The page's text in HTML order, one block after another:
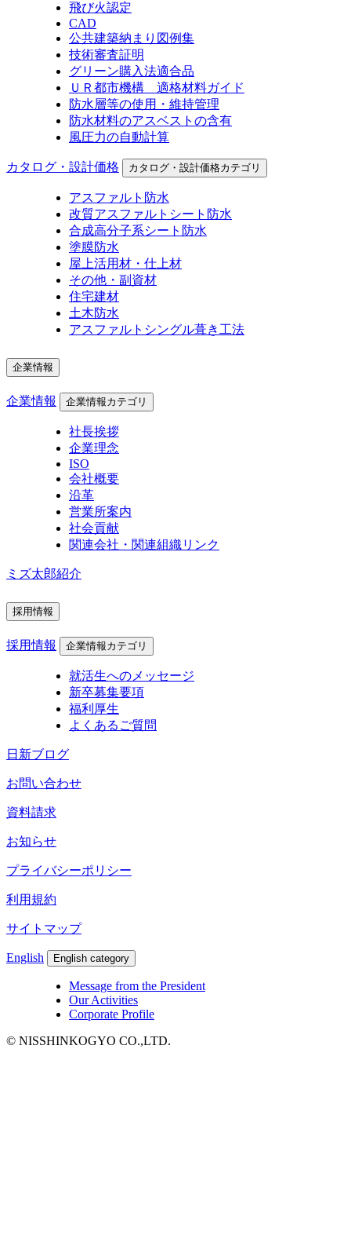
飛び火認定
CAD
公共建築納まり図例集
技術審査証明
グリーン購入法適合品
ＵＲ都市機構 適格材料ガイド
防水層等の使用・維持管理
防水材料のアスベストの含有
風圧力の自動計算
カタログ・設計価格 カタログ・設計価格カテゴリ
アスファルト防水
改質アスファルトシート防水
合成高分子系シート防水
塗膜防水
屋上活用材・仕上材
その他・副資材
住宅建材
土木防水
アスファルトシングル葺き工法
企業情報
企業情報 企業情報カテゴリ
社長挨拶
企業理念
ISO
会社概要
沿革
営業所案内
社会貢献
関連会社・関連組織リンク
ミズ太郎紹介
採用情報
採用情報 企業情報カテゴリ
就活生へのメッセージ
新卒募集要項
福利厚生
よくあるご質問
日新ブログ
お問い合わせ
資料請求
お知らせ
プライバシーポリシー
利用規約
サイトマップ
English English category
Message from the President
Our Activities
Corporate Profile
© NISSHINKOGYO CO.,LTD.